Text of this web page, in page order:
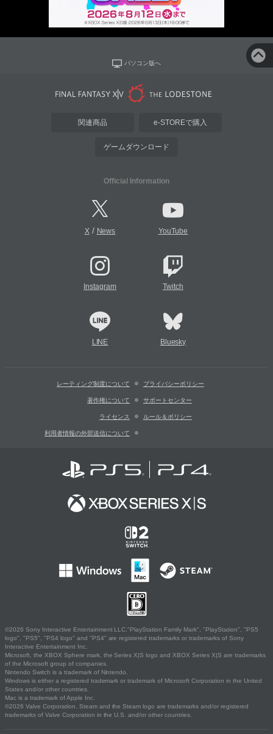
パソコン版へ
関連商品 e-STOREで購入
ゲームダウンロード
Official Information
X/ News YouTube
Instagram Twitch
LINE Bluesky
レーティング制度について プライバシーポリシー
著作権について サポートセンター
ライセンス ルール＆ポリシー
利用者情報の外部送信について
©2026 Sony Interactive Entertainment LLC."PlayStation Family Mark", "PlayStation", "PS5
logo", "PS5", "PS4 logo" and "PS4" are registered trademarks or trademarks of Sony
Interactive Entertainment Inc.
Microsoft, the XBOX Sphere mark, the Series X|S logo and XBOX Series X|S are trademarks
of the Microsoft group of companies.
Nintendo Switch is a trademark of Nintendo.
Windows is either a registered trademark or trademark of Microsoft Corporation in the United
States and/or other countries.
Mac is a trademark of Apple Inc.
©2026 Valve Corporation. Steam and the Steam logo are trademarks and/or registered
trademarks of Valve Corporation in the U.S. and/or other countries.